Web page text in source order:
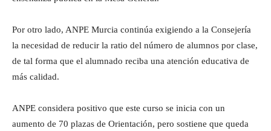
Por otro lado, ANPE Murcia continúa exigiendo a la Consejería
la necesidad de reducir la ratio del número de alumnos por clase,
de tal forma que el alumnado reciba una atención educativa de
más calidad.
ANPE considera positivo que este curso se inicia con un
aumento de 70 plazas de Orientación, pero sostiene que queda